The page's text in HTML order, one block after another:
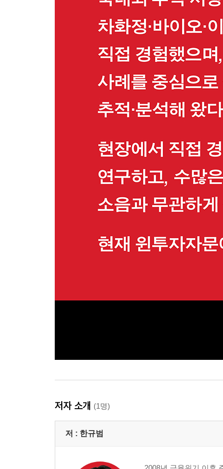
저자 소개 (1명)
저 : 한규범